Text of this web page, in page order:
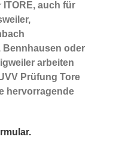
auch für
Bennhausen oder
arbeiten
Prüfung Tore
hervorragende